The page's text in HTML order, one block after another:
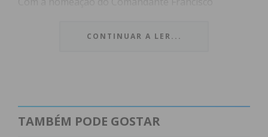
assume as funções de 2º Comandante, até saída do
Este domingo, José Silva assumiu o cargo de
comandante a prometeu honrar o convite que lhe
CONTINUAR A LER...
TAMBÉM PODE GOSTAR